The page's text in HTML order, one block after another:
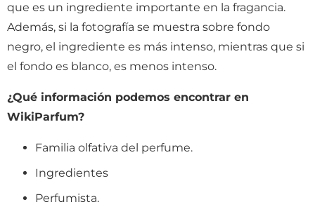
que es un ingrediente importante en la fragancia.
Además, si la fotografía se muestra sobre fondo
negro, el ingrediente es más intenso, mientras que si
el fondo es blanco, es menos intenso.
¿Qué información podemos encontrar en
WikiParfum?
Familia olfativa del perfume.
Ingredientes
Perfumista.